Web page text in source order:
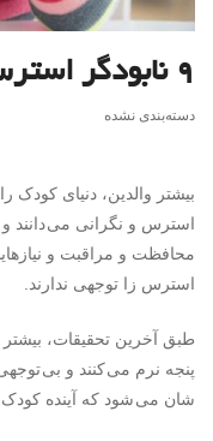
۹ نابودگر استرس کودکان!
دسته‌بندی نشده
بیشتر والدین، دنیای کودک
استرس و نگرانی می دانند
محافظت و مراقبت و
استرس زا توجهی ندارند.
پنجه نرم می کنند و بی
شان می شود که آینده کودک